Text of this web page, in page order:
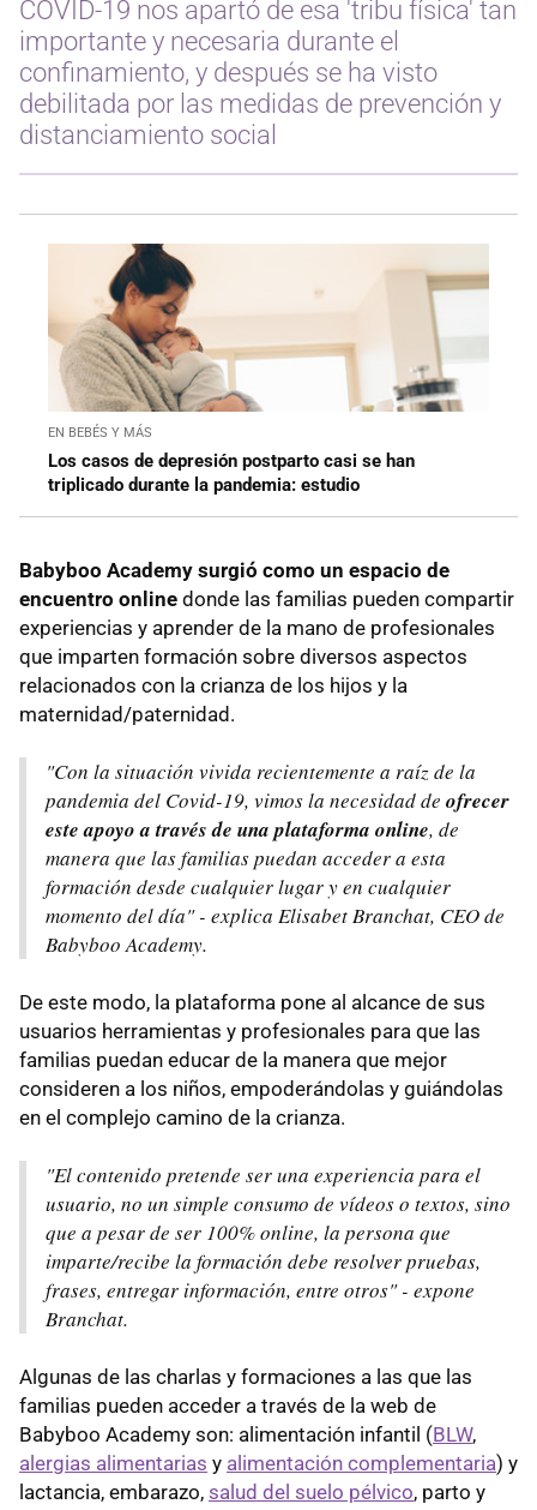
COVID-19 nos apartó de esa 'tribu física' tan
importante y necesaria durante el
confinamiento, y después se ha visto
debilitada por las medidas de prevención y
distanciamiento social
EN BEBÉS Y MÁS
Los casos de depresión postparto casi se han
triplicado durante la pandemia: estudio
Babyboo Academy surgió como un espacio de
encuentro online donde las familias pueden compartir
experiencias y aprender de la mano de profesionales
que imparten formación sobre diversos aspectos
relacionados con la crianza de los hijos y la
maternidad/paternidad.
"Con la situación vivida recientemente a raíz de la
pandemia del Covid-19, vimos la necesidad de ofrecer
este apoyo a través de una plataforma online, de
manera que las familias puedan acceder a esta
formación desde cualquier lugar y en cualquier
momento del día" - explica Elisabet Branchat, CEO de
Babyboo Academy.
De este modo, la plataforma pone al alcance de sus
usuarios herramientas y profesionales para que las
familias puedan educar de la manera que mejor
consideren a los niños, empoderándolas y guiándolas
en el complejo camino de la crianza.
"El contenido pretende ser una experiencia para el
usuario, no un simple consumo de vídeos o textos, sino
que a pesar de ser 100% online, la persona que
imparte/recibe la formación debe resolver pruebas,
frases, entregar información, entre otros" - expone
Branchat.
Algunas de las charlas y formaciones a las que las
familias pueden acceder a través de la web de
Babyboo Academy son: alimentación infantil (BLW,
alergias alimentarias y alimentación complementaria) y
lactancia, embarazo, salud del suelo pélvico, parto y